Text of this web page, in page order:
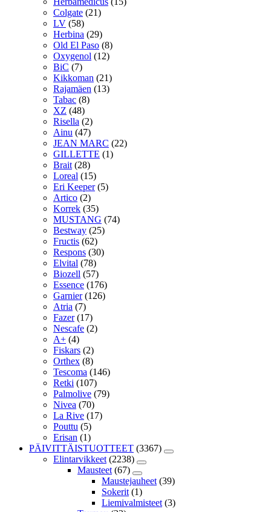
Colgate (21)
LV (58)
Herbina (29)
Old El Paso (8)
Oxygenol (12)
BiC (7)
Kikkoman (21)
Rajamäen (13)
Tabac (8)
XZ (48)
Risella (2)
Ainu (47)
JEAN MARC (22)
GILLETTE (1)
Brait (28)
Loreal (15)
Eri Keeper (5)
Artico (2)
Korrek (35)
MUSTANG (74)
Bestway (25)
Fructis (62)
Respons (30)
Elvital (78)
Biozell (57)
Essence (176)
Garnier (126)
Atria (7)
Fazer (17)
Nescafe (2)
A+ (4)
Fiskars (2)
Orthex (8)
Tescoma (146)
Retki (107)
Palmolive (79)
Nivea (70)
La Rive (17)
Pouttu (5)
Erisan (1)
PÄIVITTÄISTUOTTEET (3367)
Elintarvikkeet (2238)
Mausteet (67)
Maustejauheet (39)
Sokerit (1)
Liemivalmisteet (3)